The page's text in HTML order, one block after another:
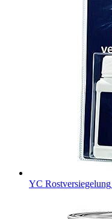
YC Rostversiegelung